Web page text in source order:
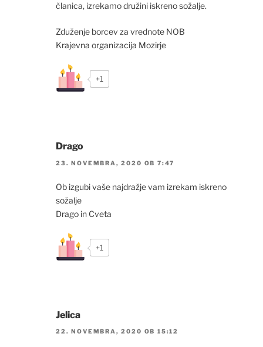
članica, izrekamo družini iskreno sožalje.
Zduženje borcev za vrednote NOB
Krajevna organizacija Mozirje
+1
Drago
23. NOVEMBRA, 2020 OB 7:47
Ob izgubi vaše najdražje vam izrekam iskreno
sožalje
Drago in Cveta
+1
Jelica
22. NOVEMBRA, 2020 OB 15:12